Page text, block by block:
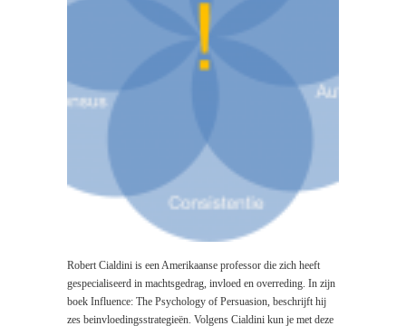
Robert Cialdini is een Amerikaanse professor die zich heeft
gespecialiseerd in machtsgedrag, invloed en overreding. In zijn
boek Influence: The Psychology of Persuasion, beschrijft hij
zes beinvloedingsstrategieën. Volgens Cialdini kun je met deze